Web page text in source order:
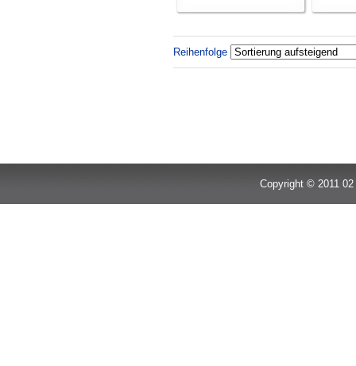
Reihenfolge
Copyright © 2011